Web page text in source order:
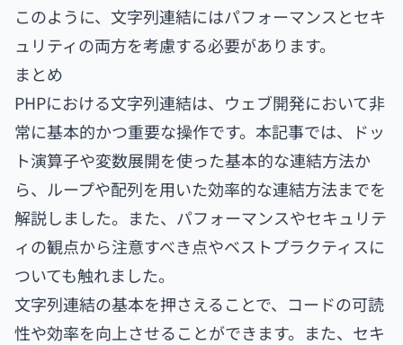
このように、文字列連結にはパフォーマンスとセキ
ュリティの両方を考慮する必要があります。
まとめ
PHPにおける文字列連結は、ウェブ開発において非
常に基本的かつ重要な操作です。本記事では、ドッ
ト演算子や変数展開を使った基本的な連結方法か
ら、ループや配列を用いた効率的な連結方法までを
解説しました。また、パフォーマンスやセキュリテ
ィの観点から注意すべき点やベストプラクティスに
ついても触れました。
文字列連結の基本を押さえることで、コードの可読
性や効率を向上させることができます。また、セキ